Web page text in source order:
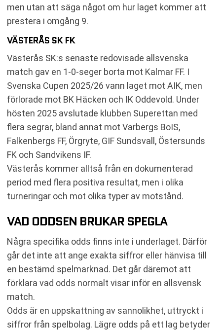
men utan att säga något om hur laget kommer att
prestera i omgång 9.
VÄSTERÅS SK FK
Västerås SK:s senaste redovisade allsvenska
match gav en 1-0-seger borta mot Kalmar FF. I
Svenska Cupen 2025/26 vann laget mot AIK, men
förlorade mot BK Häcken och IK Oddevold. Under
hösten 2025 avslutade klubben Superettan med
flera segrar, bland annat mot Varbergs BoIS,
Falkenbergs FF, Örgryte, GIF Sundsvall, Östersunds
FK och Sandvikens IF.
Västerås kommer alltså från en dokumenterad
period med flera positiva resultat, men i olika
turneringar och mot olika typer av motstånd.
VAD ODDSEN BRUKAR SPEGLA
Några specifika odds finns inte i underlaget. Därför
går det inte att ange exakta siffror eller hänvisa till
en bestämd spelmarknad. Det går däremot att
förklara vad odds normalt visar inför en allsvensk
match.
Odds är en uppskattning av sannolikhet, uttryckt i
siffror från spelbolag. Lägre odds på ett lag betyder